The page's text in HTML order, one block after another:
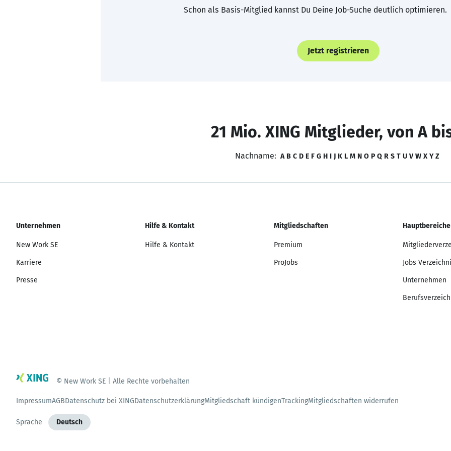
Schon als Basis-Mitglied kannst Du Deine Job-Suche deutlich optimieren.
Jetzt registrieren
21 Mio. XING Mitglieder, von A
Nachname: A B C D E F G H I J K L M N O P Q R S T U V W X Y Z
Unternehmen
New Work SE
Karriere
Presse
Hilfe & Kontakt
Hilfe & Kontakt
Mitgliedschaften
Premium
ProJobs
Hauptbereiche
Jobs
Unternehmen
© New Work SE | Alle Rechte vorbehalten
ImpressumAGBDatenschutz bei XINGDatenschutzerklärungMitgliedschaft kündigenTrackingMitgliedschaften widerrufen
Sprache Deutsch